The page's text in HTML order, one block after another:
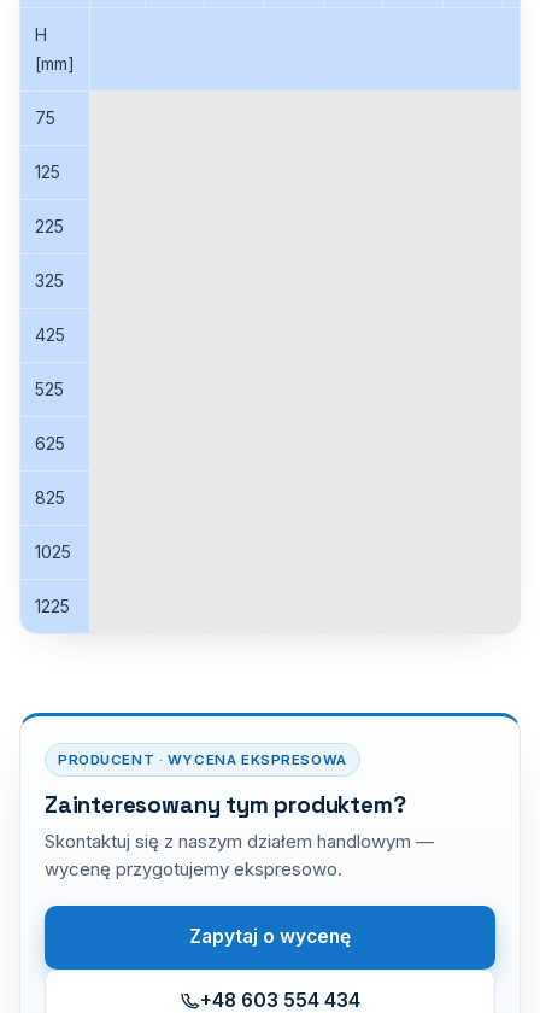
H
[mm]
75
125
225
325
425
525
625
825
1025
1225
PRODUCENT · WYCENA EKSPRESOWA
Zainteresowany tym produktem?
Skontaktuj się z naszym działem handlowym —
wycenę przygotujemy ekspresowo.
Zapytaj o wycenę
+48 603 554 434